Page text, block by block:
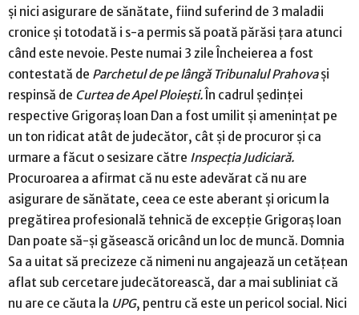
şi nici asigurare de sănătate, fiind suferind de 3 maladii
cronice şi totodată i s-a permis să poată părăsi ţara atunci
când este nevoie. Peste numai 3 zile Încheierea a fost
contestată de Parchetul de pe lângă Tribunalul Prahovaşi
respinsă de Curtea de Apel Ploieşti. În cadrul şedinţei
respective Grigoraş Ioan Dan a fost umilit şi ameninţat pe
un ton ridicat atât de judecător, cât şi de procuror şi ca
urmare a făcut o sesizare către Inspecţia Judiciară.
Procuroarea a afirmat că nu este adevărat că nu are
asigurare de sănătate, ceea ce este aberant şi oricum la
pregătirea profesională tehnică de excepţie Grigoraş Ioan
Dan poate să-şi găsească oricând un loc de muncă. Domnia
Sa a uitat să precizeze că nimeni nu angajează un cetăţean
aflat sub cercetare judecătorească, dar a mai subliniat că
nu are ce căuta la UPG, pentru că este un pericol social. Nici